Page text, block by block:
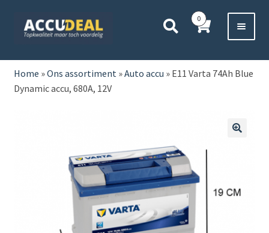
door
naar
direct
naar
HOME
AUTO
VRACHTWAGEN
Home »Ons assortiment»Auto accu » E11 Varta 74Ah Blue
Dynamic accu, 680A, 12V
0